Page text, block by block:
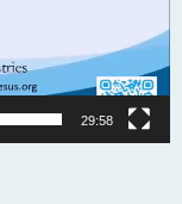
29:58